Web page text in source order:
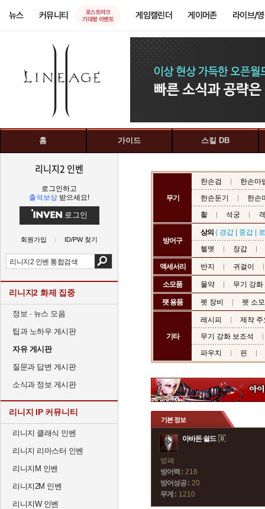
뉴스 커뮤니티
로스트아크
기대평 이벤트
게임캘린더 게이머존 라이브/
홈 가이드 스킬 DB
리니지2 인벤
로그인하고
출석보상 받으세요!
로그인
회원가입 ID/PW 찾기
리니지2 화제 집중
정보 · 뉴스 모음
팁과 노하우 게시판
자유 게시판
질문과 답변 게시판
소식과 정보 게시판
리니지 IP 커뮤니티
리니지 클래식 인벤
리니지 리마스터 인벤
리니지M 인벤
리니지2M 인벤
리니지W 인벤
무기
한손검
한손마
한손둔기
한손
활
석궁
방어구
상의 ( 경갑 중갑
헬멧
장갑
액세서리 반지 귀걸이
소모품 물약 무기 강
팻 용품 펫 장비 펫 소
기타
레시피
제작 주
무기 강화 보조석
파우치
핀
기본 정보
아바돈 쉴드
방패
방어력 : 216
방어성공 : 20
무게 : 1210